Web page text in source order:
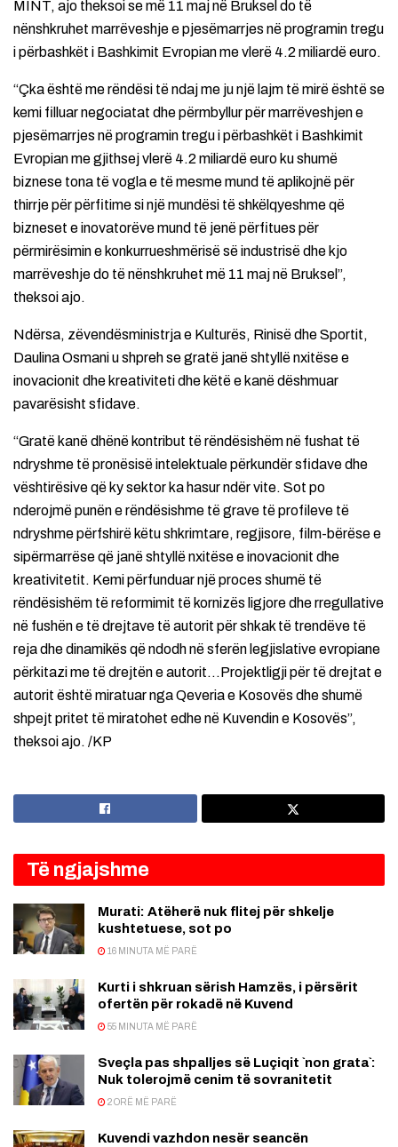
MINT, ajo theksoi se më 11 maj në Bruksel do të
nënshkruhet marrëveshje e pjesëmarrjes në programin tregu
i përbashkët i Bashkimit Evropian me vlerë 4.2 miliardë euro.
“Çka është me rëndësi të ndaj me ju një lajm të mirë është se
kemi filluar negociatat dhe përmbyllur për marrëveshjen e
pjesëmarrjes në programin tregu i përbashkët i Bashkimit
Evropian me gjithsej vlerë 4.2 miliardë euro ku shumë
biznese tona të vogla e të mesme mund të aplikojnë për
thirrje për përfitime si një mundësi të shkëlqyeshme që
bizneset e inovatorëve mund të jenë përfitues për
përmirësimin e konkurrueshmërisë së industrisë dhe kjo
marrëveshje do të nënshkruhet më 11 maj në Bruksel”,
theksoi ajo.
Ndërsa, zëvendësministrja e Kulturës, Rinisë dhe Sportit,
Daulina Osmani u shpreh se gratë janë shtyllë nxitëse e
inovacionit dhe kreativiteti dhe këtë e kanë dëshmuar
pavarësisht sfidave.
“Gratë kanë dhënë kontribut të rëndësishëm në fushat të
ndryshme të pronësisë intelektuale përkundër sfidave dhe
vështirësive që ky sektor ka hasur ndër vite. Sot po
nderojmë punën e rëndësishme të grave të profileve të
ndryshme përfshirë këtu shkrimtare, regjisore, film-bërëse e
sipërmarrëse që janë shtyllë nxitëse e inovacionit dhe
kreativitetit. Kemi përfunduar një proces shumë të
rëndësishëm të reformimit të kornizës ligjore dhe rregullative
në fushën e të drejtave të autorit për shkak të trendëve të
reja dhe dinamikës që ndodh në sferën legjislative evropiane
përkitazi me të drejtën e autorit…Projektligji për të drejtat e
autorit është miratuar nga Qeveria e Kosovës dhe shumë
shpejt pritet të miratohet edhe në Kuvendin e Kosovës”,
theksoi ajo. /KP
Të ngjajshme
Murati: Atëherë nuk flitej për shkelje
kushtetuese, sot po
16 MINUTA MË PARË
Kurti i shkruan sërish Hamzës, i përsërit
ofertën për rokadë në Kuvend
55 MINUTA MË PARË
Sveçla pas shpalljes së Luçiqit `non grata`:
Nuk tolerojmë cenim të sovranitetit
2 ORË MË PARË
Kuvendi vazhdon nesër seancën